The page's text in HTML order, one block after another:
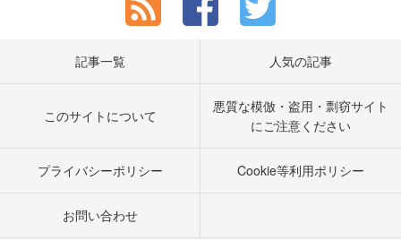
記事一覧 人気の記事
このサイトについて
悪質な模倣・盗用・剽窃サイト
にご注意ください
プライバシーポリシー Cookie等利用ポリシー
お問い合わせ